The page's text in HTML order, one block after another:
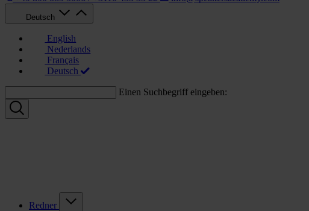
Deutsch
English
Nederlands
Français
Deutsch
Einen Suchbegriff eingeben:
Redner